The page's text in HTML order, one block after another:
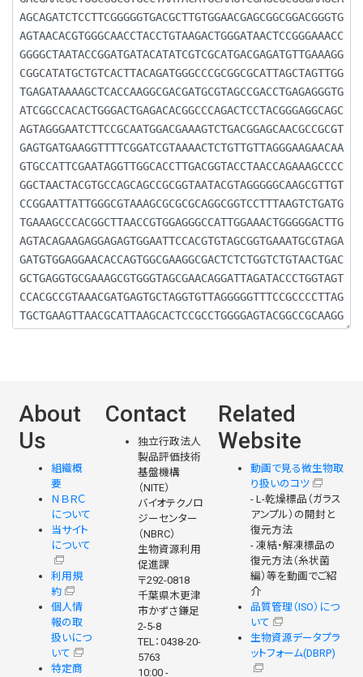
About
Us
組織概
要
ＮＢＲＣ
について
当サイト
について
利用規
約
個人情
報の取
扱いにつ
いて
特定商
Contact
独立行政法人
製品評価技術
基盤機構
（NITE）
バイオテクノロ
ジーセンター
（NBRC）
生物資源利用
促進課
〒292-0818
千葉県木更津
市かずさ鎌足
2-5-8
TEL：0438-20-
5763
10:00 -
Related
Website
動画で見る微生物取
り扱いのコツ
- L-乾燥標品（ガラス
アンプル）の開封と
復元方法
- 凍結・解凍標品の
復元方法（糸状菌
編）等を動画でご紹
介
品質管理（ISO）につ
いて
生物資源データプラ
ットフォーム(DBRP)